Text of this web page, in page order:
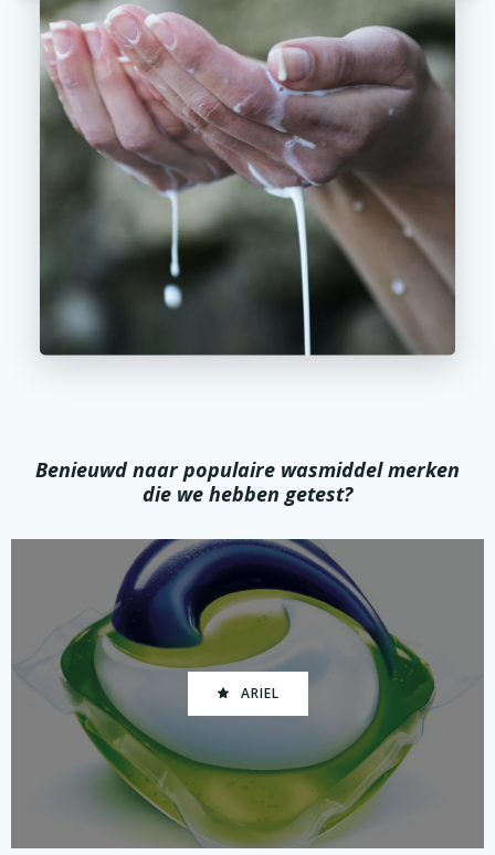
Benieuwd naar populaire wasmiddel merken
die we hebben getest?
ARIEL